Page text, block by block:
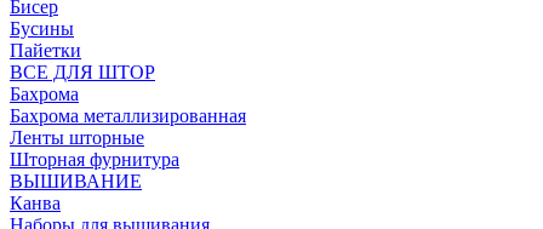
Бисер
Бусины
Пайетки
ВСЕ ДЛЯ ШТОР
Бахрома
Бахрома металлизированная
Ленты шторные
Шторная фурнитура
ВЫШИВАНИЕ
Канва
Наборы для вышивания